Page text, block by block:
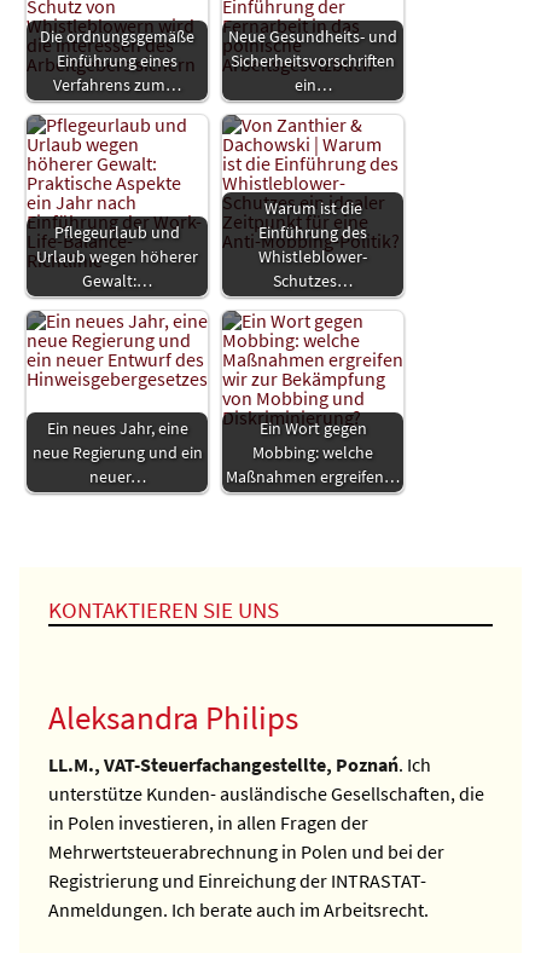
Die ordnungsgemäße
Einführung eines
Verfahrens zum…
Neue Gesundheits- und
Sicherheitsvorschriften
ein…
Pflegeurlaub und
Urlaub wegen höherer
Gewalt:…
Warum ist die
Einführung des
Whistleblower-
Schutzes…
Ein neues Jahr, eine
neue Regierung und ein
neuer…
Ein Wort gegen
Mobbing: welche
Maßnahmen ergreifen…
KONTAKTIEREN SIE UNS
Aleksandra Philips
LL.M., VAT-Steuerfachangestellte, Poznań. Ich
unterstütze Kunden- ausländische Gesellschaften, die
in Polen investieren, in allen Fragen der
Mehrwertsteuerabrechnung in Polen und bei der
Registrierung und Einreichung der INTRASTAT-
Anmeldungen. Ich berate auch im Arbeitsrecht.